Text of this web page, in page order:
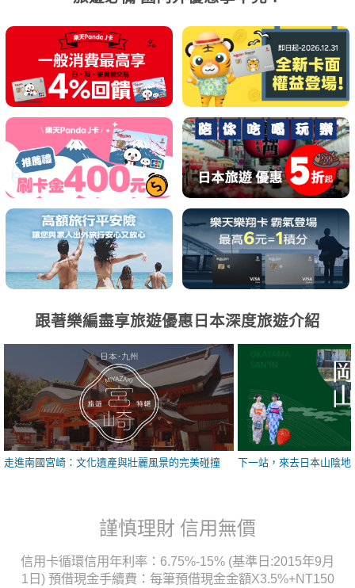
跟著樂編盡享旅遊優惠日本深度旅遊介紹
走進南國宮崎：文化遺產與壯麗風景的完美碰撞 下一站，來去日本山陰地
謹慎理財 信用無價
信用卡循環信用年利率：6.75%-15% (基準日:2015年9月
1日) 預借現金手續費：每筆預借現金金額X3.5%+NT150